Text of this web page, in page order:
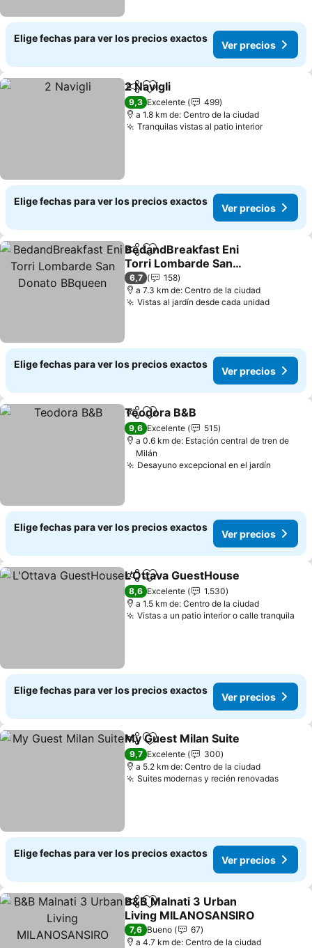
Elige fechas para ver los precios exactos
Ver precios
CompartirAgregar a favoritos
2 Navigli
9,3 Excelente
499
a 1.8 km de: Centro de la ciudad
Tranquilas vistas al patio interiorVer
Elige fechas para ver los precios exactos
Ver precios
CompartirAgregar a favoritos
BedandBreakfast Eni
Torri Lombarde San
Donato BBqueen
Ver precios
6,7
158
a 7.3 km de: Centro de la ciudad
Vistas al jardín desde cada unidadVer
Elige fechas para ver los precios exactos
Ver precios
CompartirAgregar a favoritos
Teodora B&B
9,6 Excelente
515
a 0.6 km de: Estación central de tren de
Milán
Desayuno excepcional en el jardín
Elige fechas para ver los precios exactos
Ver precios
CompartirAgregar a favoritos
L'Ottava GuestHouse
8,6 Excelente
1.530
a 1.5 km de: Centro de la ciudad
Vistas a un patio interior o calle tranquila
Elige fechas para ver los precios exactos
Ver precios
CompartirAgregar a favoritos
My Guest Milan Suite
9,7 Excelente
300
a 5.2 km de: Centro de la ciudad
Suites modernas y recién renovadasVer
Elige fechas para ver los precios exactos
Ver precios
CompartirAgregar a favoritos
B&B Malnati 3 Urban
Living MILANOSANSIRO
Ver precios
7,6 Bueno
67
a 4.7 km de: Centro de la ciudad